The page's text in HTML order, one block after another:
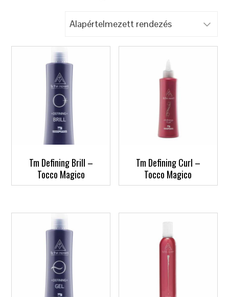
Tm Defining Brill –
Tocco Magico
Tm Defining Curl –
Tocco Magico